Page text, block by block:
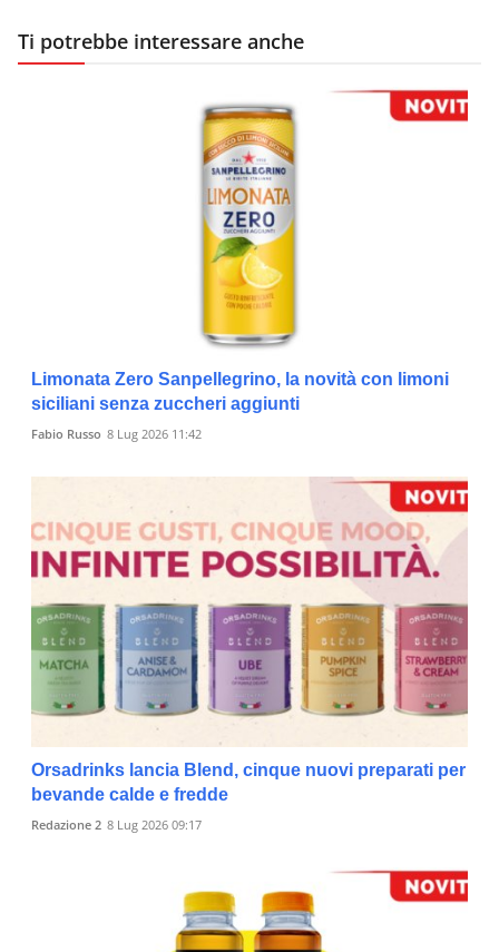
Ti potrebbe interessare anche
Limonata Zero Sanpellegrino, la novità con limoni
siciliani senza zuccheri aggiunti
Fabio Russo 8 Lug 2026 11:42
Orsadrinks lancia Blend, cinque nuovi preparati per
bevande calde e fredde
Redazione 2 8 Lug 2026 09:17